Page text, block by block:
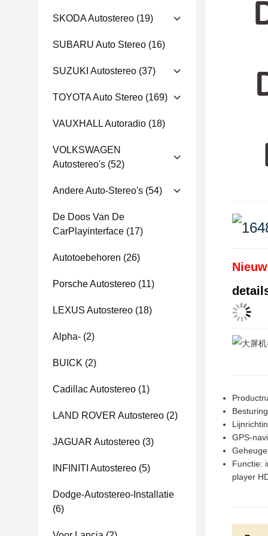
SKODA Autostereo (19)
SUBARU Auto Stereo (16)
SUZUKI Autostereo (37)
TOYOTA Auto Stereo (169)
VAUXHALL Autoradio (18)
VOLKSWAGEN
Autostereo's (52)
Andere Auto-Stereo's (54)
De Doos Van De
CarPlayinterface (17)
Autotoebehoren (26)
Porsche Autostereo (11)
LEXUS Autostereo (18)
Alpha- (2)
BUICK (2)
Cadillac Autostereo (1)
LAND ROVER Autostereo (2)
JAGUAR Autostereo (3)
INFINITI Autostereo (5)
Dodge-Autostereo-Installatie
(6)
GPS-
Functie:
player